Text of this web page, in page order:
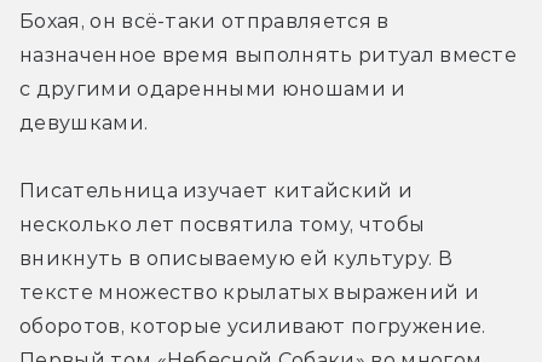
Бохая, он всё-таки отправляется в
назначенное время выполнять ритуал вместе
с другими одаренными юношами и
девушками.
Писательница изучает китайский и
несколько лет посвятила тому, чтобы
вникнуть в описываемую ей культуру. В
тексте множество крылатых выражений и
оборотов, которые усиливают погружение.